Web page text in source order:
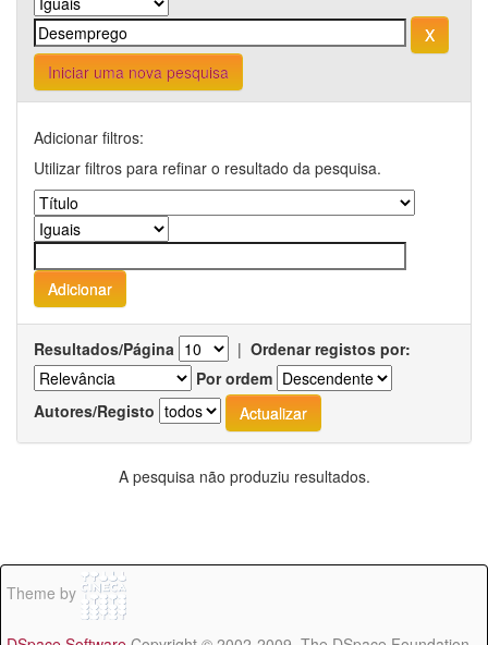
Iniciar uma nova pesquisa
Adicionar filtros:
Utilizar filtros para refinar o resultado da pesquisa.
Resultados/Página | Ordenar registos por:
Por ordem
Autores/Registo
A pesquisa não produziu resultados.
Theme by